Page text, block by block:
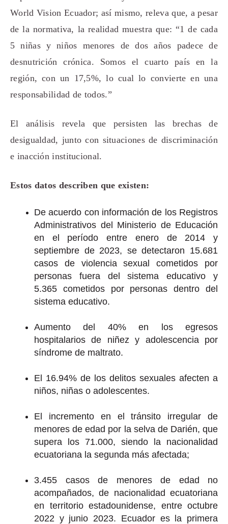
World Vision Ecuador; así mismo, releva que, a pesar
de la normativa, la realidad muestra que: “1 de cada
5 niñas y niños menores de dos años padece de
desnutrición crónica. Somos el cuarto país en la
región, con un 17,5%, lo cual lo convierte en una
responsabilidad de todos.”
El análisis revela que persisten las brechas de
desigualdad, junto con situaciones de discriminación
e inacción institucional.
Estos datos describen que existen:
De acuerdo con información de los Registros
Administrativos del Ministerio de Educación
en el período entre enero de 2014 y
septiembre de 2023, se detectaron 15.681
casos de violencia sexual cometidos por
personas fuera del sistema educativo y
5.365 cometidos por personas dentro del
sistema educativo.
Aumento del 40% en los egresos
hospitalarios de niñez y adolescencia por
síndrome de maltrato.
El 16.94% de los delitos sexuales afecten a
niños, niñas o adolescentes.
El incremento en el tránsito irregular de
menores de edad por la selva de Darién, que
supera los 71.000, siendo la nacionalidad
ecuatoriana la segunda más afectada;
3.455 casos de menores de edad no
acompañados, de nacionalidad ecuatoriana
en territorio estadounidense, entre octubre
2022 y junio 2023. Ecuador es la primera